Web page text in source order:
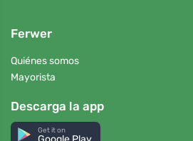
Ferwer
Quiénes somos
Mayorista
Descarga la app
Get it on